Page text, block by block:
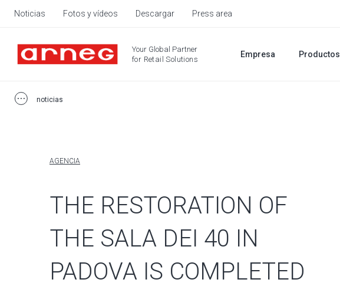
Noticias Fotos y vídeos Descargar Press area
Your Global Partner
for Retail Solutions
Empresa Productos
noticias
AGENCIA
THE RESTORATION OF
THE SALA DEI 40 IN
PADOVA IS COMPLETED